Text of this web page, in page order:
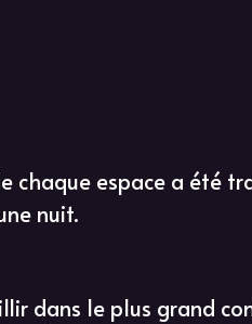
chaque espace a été
nuit.
dans le plus grand